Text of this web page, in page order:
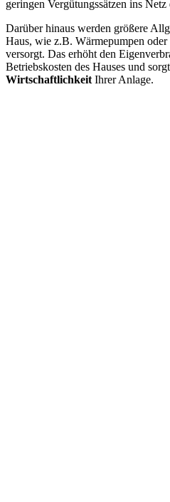
geringen Vergütungssätzen ins Netz
Darüber hinaus werden größere
Haus, wie z.B. Wärmepumpen
versorgt. Das erhöht den
Betriebskosten des Hauses und
Wirtschaftlichkeit Ihrer Anlage.